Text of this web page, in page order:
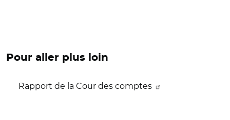
Pour aller plus loin
Rapport de la Cour des comptes